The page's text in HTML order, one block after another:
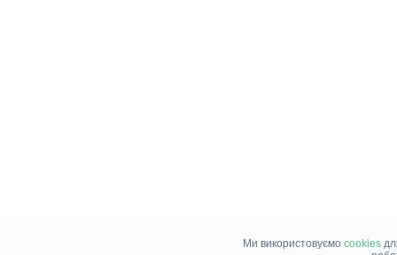
Ми використовуємо cookies